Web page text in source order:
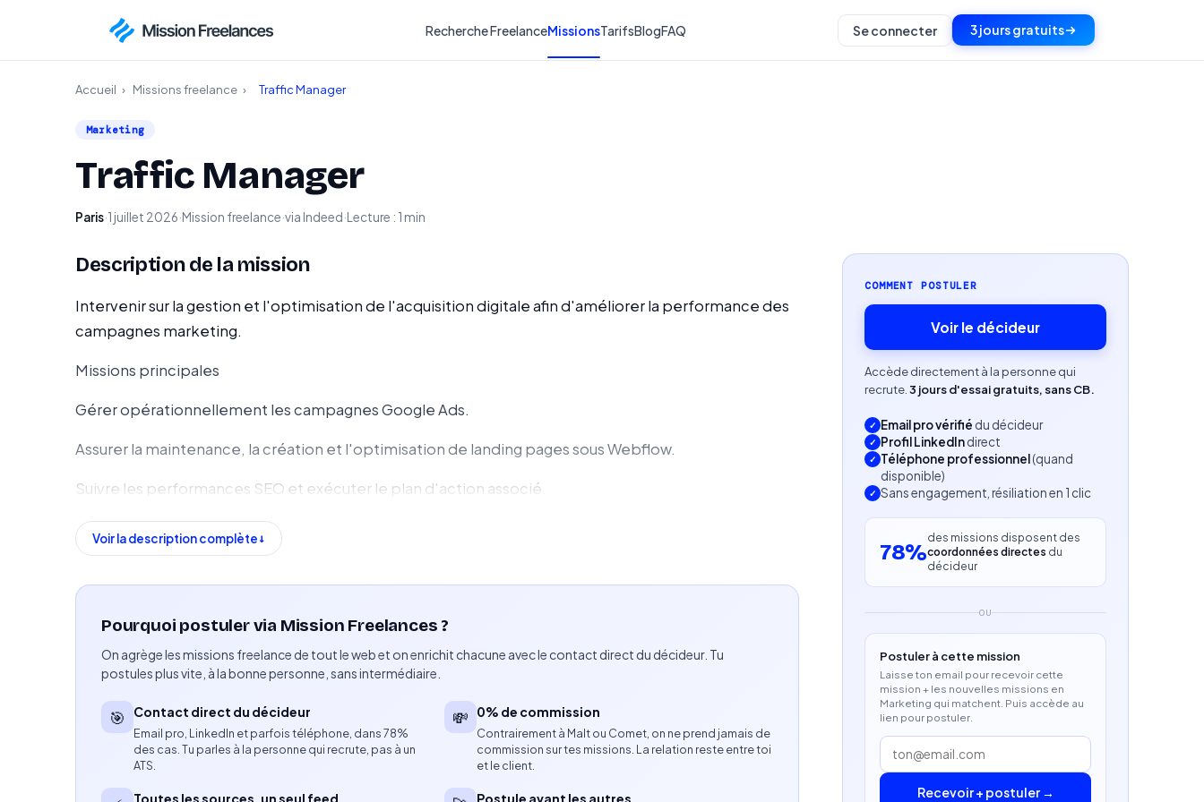
Recherche FreelanceMissionsTarifsBlogFAQ Se connecter 3 jours gratuits
Accueil › Missions freelance › Traffic Manager
Marketing
Traffic Manager
Paris·1 juillet 2026·Mission freelance·via Indeed·Lecture : 1 min
Description de la mission
Intervenir sur la gestion et l'optimisation de l'acquisition digitale afin d'améliorer la performance des
campagnes marketing.
Missions principales
Gérer opérationnellement les campagnes Google Ads.
Assurer la maintenance, la création et l'optimisation de landing pages sous Webflow.
Suivre les performances SEO et exécuter le plan d'action associé.
Rédiger des briefs créatifs pour les sites web et les campagnes Meta Ads.
Maîtrise de Google Ads (Search et Performance Max).
Gestion des stratégies d'enchères (Target CPA, Target ROAS).
Analyse des rapports de performance.
Maîtrise de Google Search Console et Google Analytics 4.
Voir la description complète
Pourquoi postuler via Mission Freelances ?
On agrège les missions freelance de tout le web et on enrichit chacune avec le contact direct du décideur. Tu
postules plus vite, à la bonne personne, sans intermédiaire.
🎯 Contact direct du décideur
Email pro, LinkedIn et parfois téléphone, dans 78%
des cas. Tu parles à la personne qui recrute, pas à un
ATS.
💸 0% de commission
Contrairement à Malt ou Comet, on ne prend jamais de
commission sur tes missions. La relation reste entre toi
et le client.
Toutes les sources, un seul feed Postule avant les autres
COMMENT POSTULER
Voir le décideur
Accède directement à la personne qui
recrute. 3 jours d'essai gratuits, sans CB.
Email pro vérifié du décideur
Profil LinkedIndirect
Téléphone professionnel(quand
disponible)
Sans engagement, résiliation en 1 clic
78%
des missions disposent des
coordonnées directes du
décideur
OU
Postuler à cette mission
Laisse ton email pour recevoir cette
mission + les nouvelles missions en
Marketing qui matchent. Puis accède au
lien pour postuler.
Recevoir + postuler →